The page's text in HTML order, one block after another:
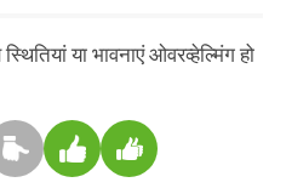
या भावनाएं ओवरव्हेल्मिंग हो